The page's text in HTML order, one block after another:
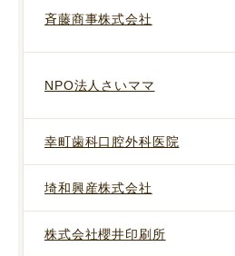
斉藤商事株式会社
NPO法人さいママ
幸町歯科口腔外科医院
埼和興産株式会社
株式会社櫻井印刷所